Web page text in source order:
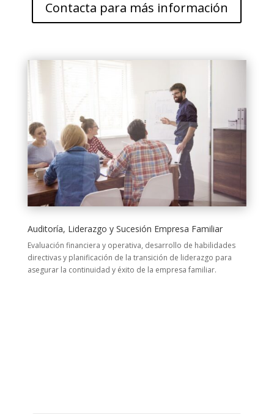
Contacta para más información
Auditoría, Liderazgo y Sucesión Empresa Familiar
Evaluación financiera y operativa, desarrollo de habilidades
directivas y planificación de la transición de liderazgo para
asegurar la continuidad y éxito de la empresa familiar.